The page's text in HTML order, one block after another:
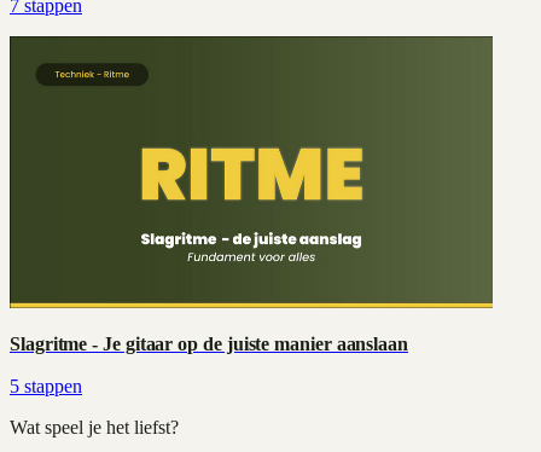
7 stappen
Slagritme - Je gitaar op de juiste manier aanslaan
5 stappen
Wat speel je het liefst?